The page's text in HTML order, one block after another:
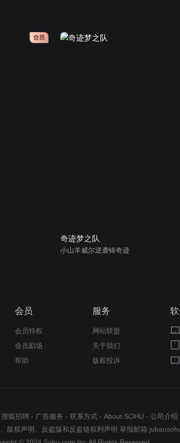
奇迹梦之队
小山羊威尔逆袭铸奇迹
会员
会员特权
会员剧场
帮助
服务
网站联盟
关于我们
版权投诉
搜狐招聘 - 广告服务 - 联系方式 - About SOHU - 公司介绍
版权声明 反盗版和反盗链权利声明 举报邮箱